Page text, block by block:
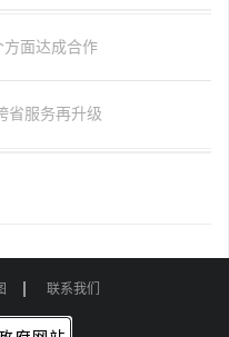
方面达成合作
省服务再升级
联系我们